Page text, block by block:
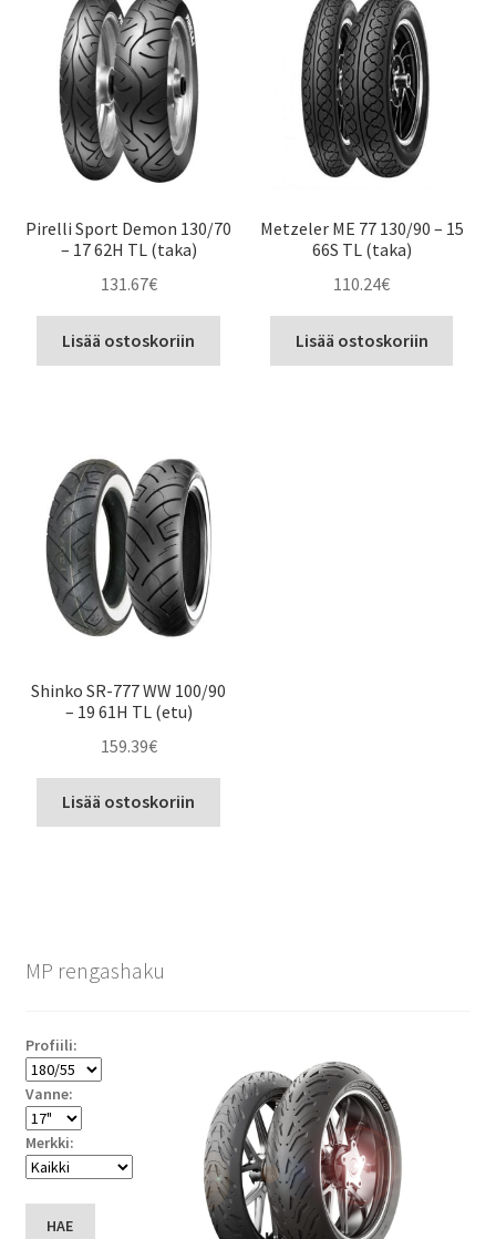
Pirelli Sport Demon 130/70
– 17 62H TL (taka)
131.67€
Lisää ostoskoriin
Metzeler ME 77 130/90 – 15
66S TL (taka)
110.24€
Lisää ostoskoriin
Shinko SR-777 WW 100/90
– 19 61H TL (etu)
159.39€
Lisää ostoskoriin
MP rengashaku
Profiili:
Vanne:
Merkki:
HAE